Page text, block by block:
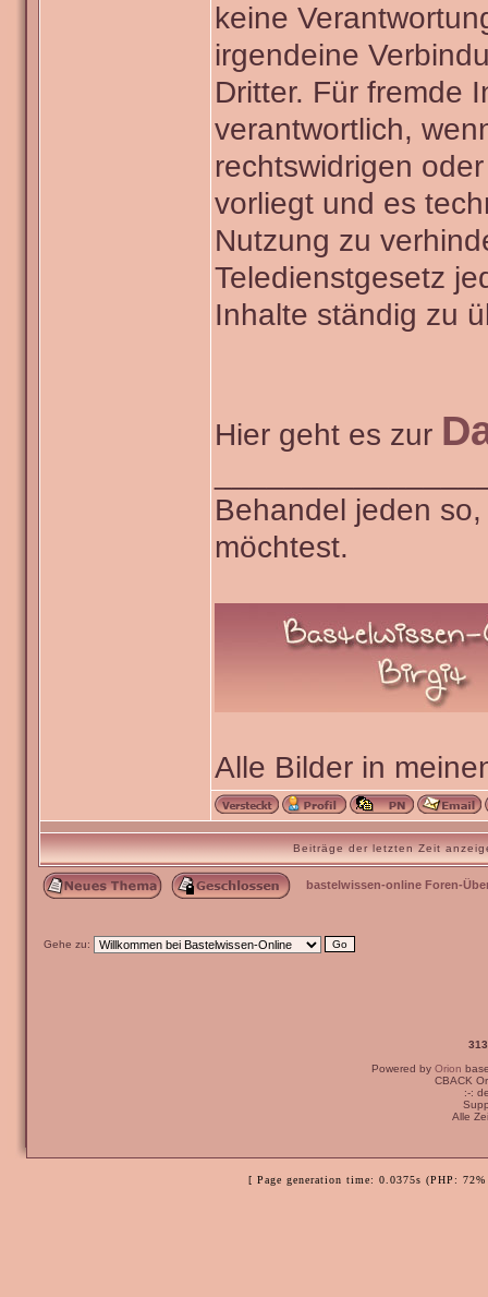
keine
irgendeine
Dritter. Für fremde
verantwortlich,
rechtswidrigen
vorliegt und es
Nutzung zu
Teledienstgesetz
Inhalte ständig zu
Hier geht es zur
Behandel jeden
möchtest.
Alle Bilder in
Beiträge der letzten Zeit
bastelwissen-online Foren-
Gehe zu:
Powered by Orion
CBACK
:-:
Alle
[ Page generation time: 0.0375s (PHP: